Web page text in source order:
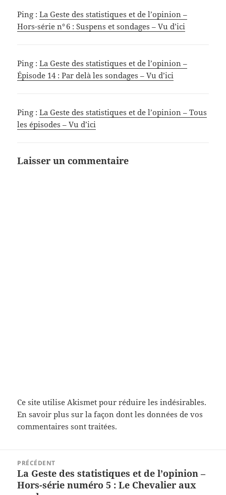
Ping :La Geste des statistiques et de l’opinion –
Hors-série n° 6 : Suspens et sondages – Vu d’ici
Ping :La Geste des statistiques et de l’opinion –
Épisode 14 : Par delà les sondages – Vu d’ici
Ping :La Geste des statistiques et de l’opinion – Tous
les épisodes – Vu d’ici
Laisser un commentaire
Ce site utilise Akismet pour réduire les indésirables.
En savoir plus sur la façon dont les données de vos
commentaires sont traitées.
l’article
PRÉCÉDENT
Article
précédent :
La Geste des statistiques et de l’opinion –
Hors-série numéro 5 : Le Chevalier aux